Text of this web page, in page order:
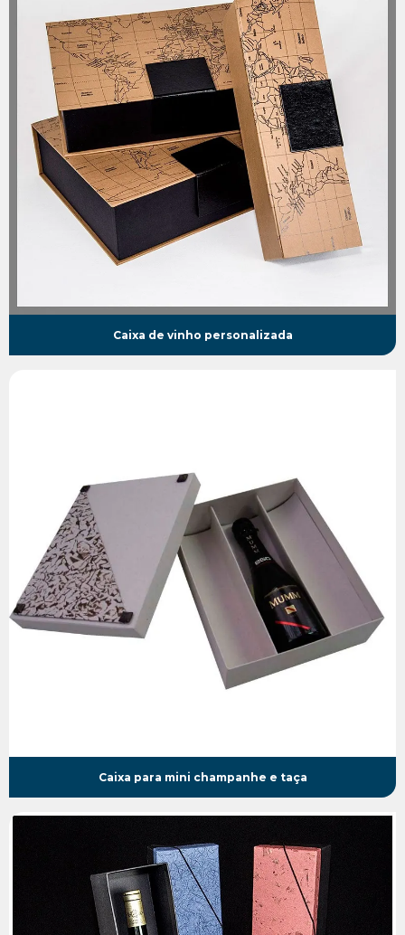
Caixa de vinho personalizada
Caixa para mini champanhe e taça